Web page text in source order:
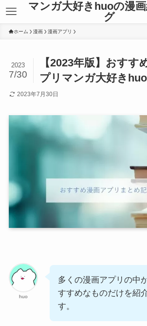
マンガ大好きhuoの漫
グ
ホーム 漫画 漫画アプリ
【2023年版】おすす
プリマンガ大好き
2023
7/30
2023年7月30日
huo
多くの漫画アプリの中
すすめなものだけを紹
す。